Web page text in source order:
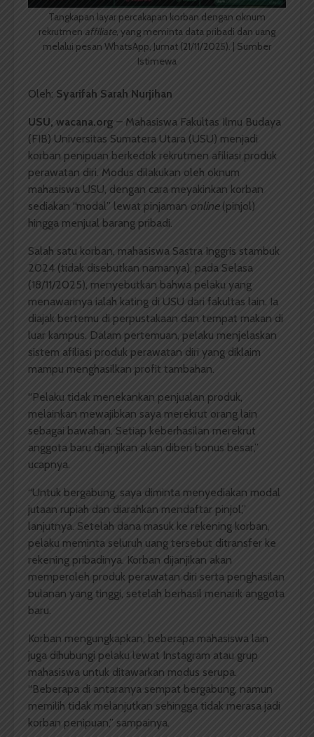
Tangkapan layar percakapan korban dengan oknum
rekrutmen affiliate, yang meminta data pribadi dan uang
melalui pesan WhatsApp, Jumat (21/11/2025). | Sumber
Istimewa
Oleh: Syarifah Sarah Nurjihan
USU, wacana.org – Mahasiswa Fakultas Ilmu Budaya
(FIB) Universitas Sumatera Utara (USU) menjadi
korban penipuan berkedok rekrutmen afiliasi produk
perawatan diri. Modus dilakukan oleh oknum
mahasiswa USU, dengan cara meyakinkan korban
sediakan “modal” lewat pinjaman online(pinjol)
hingga menjual barang pribadi.
Salah satu korban, mahasiswa Sastra Inggris stambuk
2024 (tidak disebutkan namanya), pada Selasa
(18/11/2025), menyebutkan bahwa pelaku yang
menawarinya ialah kating di USU dari fakultas lain. Ia
diajak bertemu di perpustakaan dan tempat makan di
luar kampus. Dalam pertemuan, pelaku menjelaskan
sistem afiliasi produk perawatan diri yang diklaim
mampu menghasilkan profit tambahan.
“Pelaku tidak menekankan penjualan produk,
melainkan mewajibkan saya merekrut orang lain
sebagai bawahan. Setiap keberhasilan merekrut
anggota baru dijanjikan akan diberi bonus besar,”
ucapnya.
“Untuk bergabung, saya diminta menyediakan modal
jutaan rupiah dan diarahkan mendaftar pinjol,”
lanjutnya. Setelah dana masuk ke rekening korban,
pelaku meminta seluruh uang tersebut ditransfer ke
rekening pribadinya. Korban dijanjikan akan
memperoleh produk perawatan diri serta penghasilan
bulanan yang tinggi, setelah berhasil menarik anggota
baru.
Korban mengungkapkan, beberapa mahasiswa lain
juga dihubungi pelaku lewat Instagram atau grup
mahasiswa untuk ditawarkan modus serupa.
“Beberapa di antaranya sempat bergabung, namun
memilih tidak melanjutkan sehingga tidak merasa jadi
korban penipuan,” sampainya.